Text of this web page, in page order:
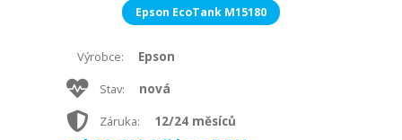
Epson EcoTank M15180
Výrobce: Epson
Stav: nová
Záruka: 12/24 měsíců